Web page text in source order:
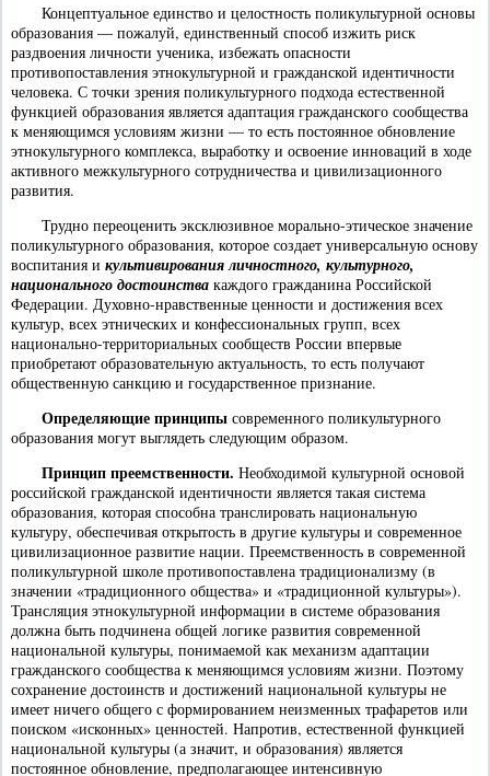
Концептуальное единство и целостность поликультурной основы
образования — пожалуй, единственный способ изжить риск
раздвоения личности ученика, избежать опасности
противопоставления этнокультурной и гражданской идентичности
человека. С точки зрения поликультурного подхода естественной
функцией образования является адаптация гражданского сообщества
к меняющимся условиям жизни — то есть постоянное обновление
этнокультурного комплекса, выработку и освоение инноваций в ходе
активного межкультурного сотрудничества и цивилизационного
развития.
Трудно переоценить эксклюзивное морально-этическое значение
поликультурного образования, которое создает универсальную основу
воспитания и культивирования личностного, культурного,
национального достоинства каждого гражданина Российской
Федерации. Духовно-нравственные ценности и достижения всех
культур, всех этнических и конфессиональных групп, всех
национально-территориальных сообществ России впервые
приобретают образовательную актуальность, то есть получают
общественную санкцию и государственное признание.
Определяющие принципы современного поликультурного
образования могут выглядеть следующим образом.
Принцип преемственности. Необходимой культурной основой
российской гражданской идентичности является такая система
образования, которая способна транслировать национальную
культуру, обеспечивая открытость в другие культуры и современное
цивилизационное развитие нации. Преемственность в современной
поликультурной школе противопоставлена традиционализму (в
значении «традиционного общества» и «традиционной культуры»).
Трансляция этнокультурной информации в системе образования
должна быть подчинена общей логике развития современной
национальной культуры, понимаемой как механизм адаптации
гражданского сообщества к меняющимся условиям жизни. Поэтому
сохранение достоинств и достижений национальной культуры не
имеет ничего общего с формированием неизменных трафаретов или
поиском «исконных» ценностей. Напротив, естественной функцией
национальной культуры (а значит, и образования) является
постоянное обновление, предполагающее интенсивную